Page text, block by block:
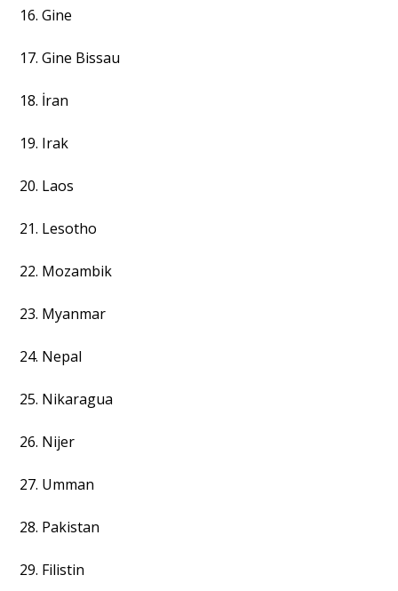
16. Gine
17. Gine Bissau
18. İran
19. Irak
20. Laos
21. Lesotho
22. Mozambik
23. Myanmar
24. Nepal
25. Nikaragua
26. Nijer
27. Umman
28. Pakistan
29. Filistin